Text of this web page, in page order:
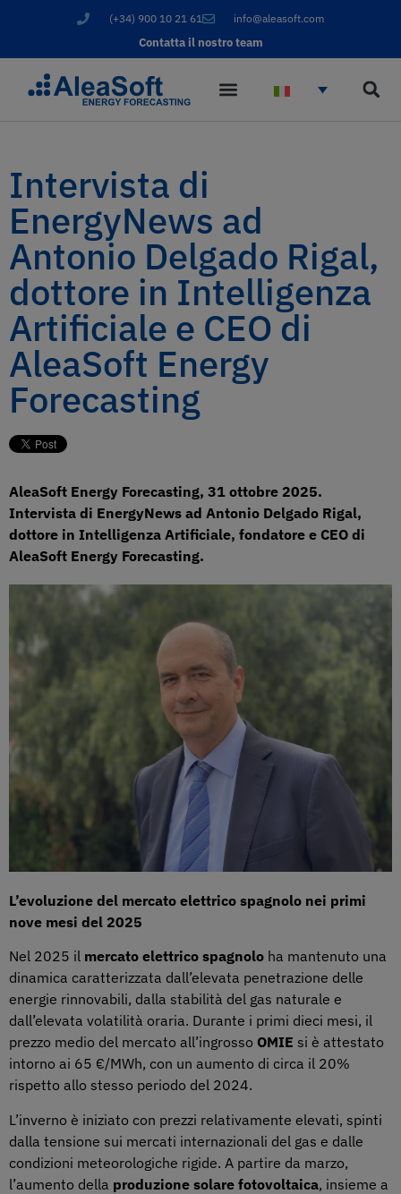
(+34) 900 10 21 61 info@aleasoft.com
Contatta il nostro team
Intervista di
EnergyNews ad
Antonio Delgado Rigal,
dottore in Intelligenza
Artificiale e CEO di
AleaSoft Energy
Forecasting
AleaSoft Energy Forecasting, 31 ottobre 2025.
Intervista di EnergyNews ad Antonio Delgado Rigal,
dottore in Intelligenza Artificiale, fondatore e CEO di
AleaSoft Energy Forecasting.
L’evoluzione del mercato elettrico spagnolo nei primi
nove mesi del 2025
Nel 2025 il mercato elettrico spagnolo ha mantenuto una
dinamica caratterizzata dall’elevata penetrazione delle
energie rinnovabili, dalla stabilità del gas naturale e
dall’elevata volatilità oraria. Durante i primi dieci mesi, il
prezzo medio del mercato all’ingrosso OMIE si è attestato
intorno ai 65 €/MWh, con un aumento di circa il 20%
rispetto allo stesso periodo del 2024.
L’inverno è iniziato con prezzi relativamente elevati, spinti
dalla tensione sui mercati internazionali del gas e dalle
condizioni meteorologiche rigide. A partire da marzo,
l’aumento della produzione solare fotovoltaica, insieme a